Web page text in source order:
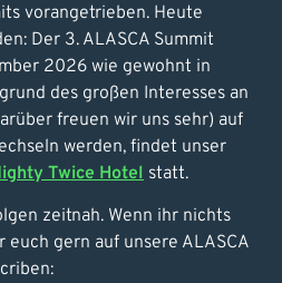
vorangetrieben. Heute
Der 3. ALASCA Summit
2026 wie gewohnt in
des großen Interesses an
freuen wir uns sehr) auf
werden, findet unser
Twice Hotel statt.
zeitnah. Wenn ihr nichts
gern auf unsere ALASCA